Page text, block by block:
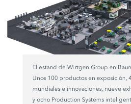
El estand de Wirtgen Group en
Unos 100 productos en exposición,
mundiales e innovaciones, nueve
y ocho Production Systems